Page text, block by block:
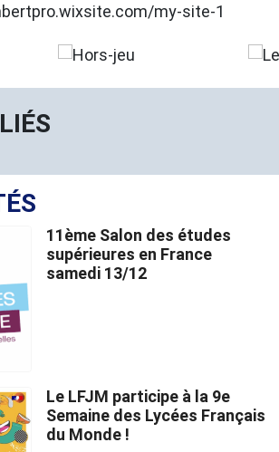
my-site-1
11ème Salon des études
supérieures en France
samedi 13/12
Le LFJM participe à la 9e
Semaine des Lycées Français
du Monde !